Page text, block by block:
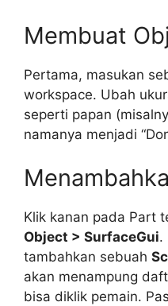
Membuat
Pertama, masukan
workspace. Ubah
seperti papan
namanya menjadi
Klik kanan pada Part
Object > SurfaceGui.
tambahkan sebuah
akan menampung
bisa diklik pemain.